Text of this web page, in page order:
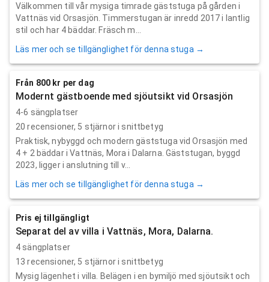
Välkommen till vår mysiga timrade gäststuga på gården i
Vattnäs vid Orsasjön. Timmerstugan är inredd 2017 i lantlig
stil och har 4 bäddar. Fräsch m...
Läs mer och se tillgänglighet för denna stuga →
Från 800 kr per dag
Modernt gästboende med sjöutsikt vid Orsasjön
4-6 sängplatser
20 recensioner, 5 stjärnor i snittbetyg
Praktisk, nybyggd och modern gäststuga vid Orsasjön med
4 + 2 bäddar i Vattnäs, Mora i Dalarna. Gäststugan, byggd
2023, ligger i anslutning till v...
Läs mer och se tillgänglighet för denna stuga →
Pris ej tillgängligt
Separat del av villa i Vattnäs, Mora, Dalarna.
4 sängplatser
13 recensioner, 5 stjärnor i snittbetyg
Mysig lägenhet i villa. Belägen i en bymiljö med sjöutsikt och